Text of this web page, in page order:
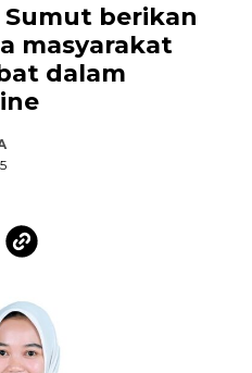
Sumut berikan
masyarakat
dalam